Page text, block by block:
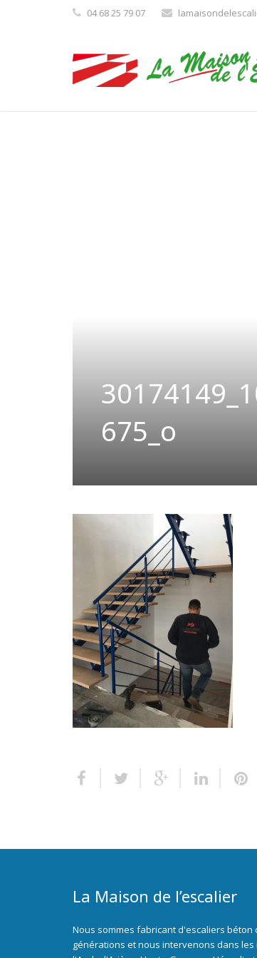
04 68 25 79 07
675_o
La Maison de l’escalier
Nous sommes fabricant d'escaliers béton
générations et nous intervenons dans les